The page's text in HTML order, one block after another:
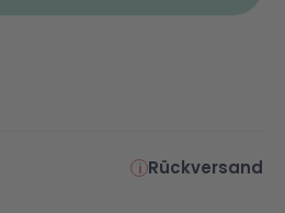
Rückversand